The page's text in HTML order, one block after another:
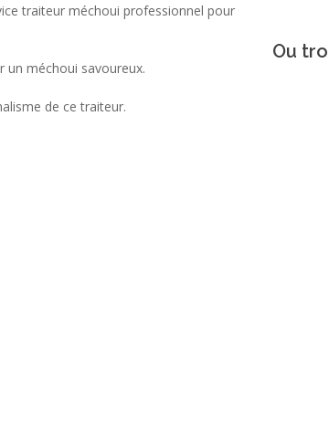
traiteur méchoui professionnel pour
un méchoui savoureux.
de ce traiteur.
Ou